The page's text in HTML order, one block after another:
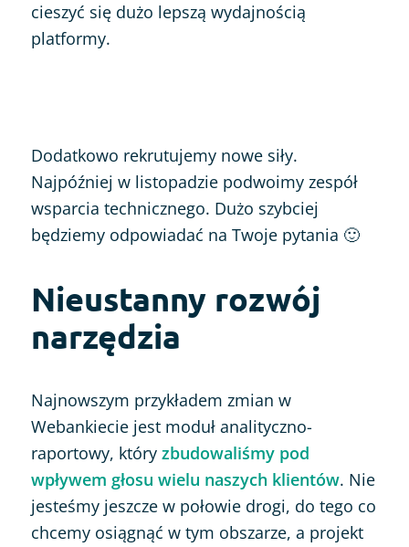
cieszyć się dużo lepszą wydajnością
platformy.
Dodatkowo rekrutujemy nowe siły.
Najpóźniej w listopadzie podwoimy zespół
wsparcia technicznego. Dużo szybciej
będziemy odpowiadać na Twoje pytania 🙂
Nieustanny rozwój
narzędzia
Najnowszym przykładem zmian w
Webankiecie jest moduł analityczno-
raportowy, który zbudowaliśmy pod
wpływem głosu wielu naszych klientów. Nie
jesteśmy jeszcze w połowie drogi, do tego co
chcemy osiągnąć w tym obszarze, a projekt